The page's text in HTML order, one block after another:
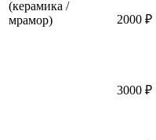
(керамика /
мрамор)
2000 ₽
3000 ₽